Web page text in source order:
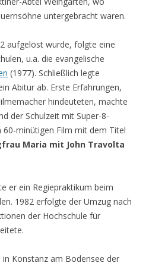
untergebracht waren.
aufgelöst wurde, folgte eine
u.a. die evangelische
(1977). Schließlich legte
Abitur ab. Erste Erfahrungen,
hindeuteten, machte
der Schulzeit mit Super-8-
60-minütigen Film mit dem Titel
Maria mit John Travolta
er ein Regiepraktikum beim
1982 erfolgte der Umzug nach
der Hochschule für
Konstanz am Bodensee der